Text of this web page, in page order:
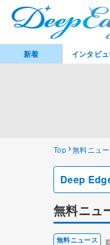
Top 無料ニュ
Deep
無料ニュ
無料ニュース
新着 インタビ